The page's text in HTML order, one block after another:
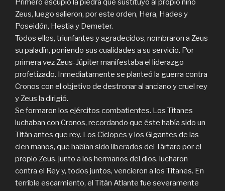
Primero escupió la piedra que sustituyó al propio niño
Zeus, luego salieron, por este orden, Hera, Hades y
Poseidón, Hestia y Demeter.
Todos ellos, triunfantes y agradecidos, nombraron a Zeus
su paladín, poniendo sus cualidades a su servicio. Por
primera vez Zeus-Júpiter manifestaba el liderazgo
profetizado. Inmediatamente se planteó la guerra contra
Cronos con el objetivo de destronar al anciano y cruel rey
y Zeus la dirigió.
Se formaron los ejércitos combatientes. Los Titanes
luchaban con Cronos, recordando que éste había sido un
Titán antes que rey. Los Cíclopes y los Gigantes de las
cien manos, que habían sido liberados del Tártaro por el
propio Zeus, junto a los hermanos del dios, lucharon
contra el Rey y, todos juntos, vencieron a los Titanes. En
terrible escarmiento, el Titán Atlante fue severamente